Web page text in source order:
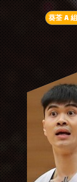
葵荃 A 組